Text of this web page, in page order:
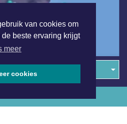
van cookies om
beste ervaring krijgt
meer
cookies